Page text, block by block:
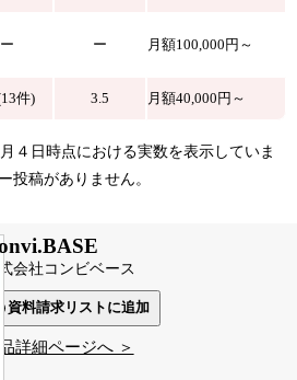
ー ー 月額100,000円～
件) 3.5 月額40,000円～
４日時点における実数を表示していま
投稿がありません。
式会社コンビベース
資料請求リストに追加
品詳細ページへ ＞